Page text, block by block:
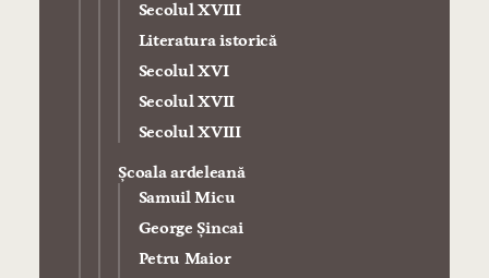
Secolul XVIII
Literatura istorică
Secolul XVI
Secolul XVII
Secolul XVIII
Şcoala ardeleană
Samuil Micu
George Şincai
Petru Maior